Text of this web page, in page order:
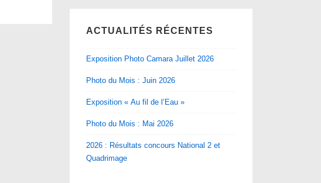
ACTUALITÉS RÉCENTES
Exposition Photo Camara Juillet 2026
Photo du Mois : Juin 2026
Exposition « Au fil de l’Eau »
Photo du Mois : Mai 2026
2026 : Résultats concours National 2 et
Quadrimage